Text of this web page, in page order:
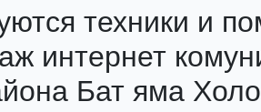
техники и
интернет
Бат яма